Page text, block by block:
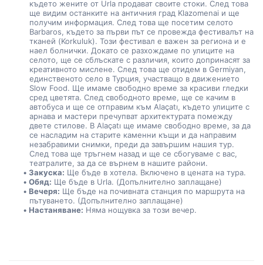
където жените от Urla продават своите стоки. След това
ще видим останките на античния град Klazomenai и ще
получим информация. След това ще посетим селото
Barbaros, където за първи път се провежда фестивалът на
тканей (Korkuluk). Този фестивал е важен за региона и е
наел болнички. Докато се разхождаме по улиците на
селото, ще се сблъскате с различия, които допринасят за
креативното мислене. След това ще отидем в Germiyan,
единственото село в Турция, участващо в движението
Slow Food. Ще имаме свободно време за красиви гледки
сред цветята. След свободното време, ще се качим в
автобуса и ще се отправим към Alaçatı, където улиците с
арнава и мастери пречупват архитектурата помежду
двете стилове. В Alaçatı ще имаме свободно време, за да
се насладим на старите каменни къщи и да направим
незабравими снимки, преди да завършим нашия тур.
След това ще тръгнем назад и ще се сбогуваме с вас,
театралите, за да се върнем в нашите райони.
Закуска: Ще бъде в хотела. Включено в цената на тура.
Обяд: Ще бъде в Urla. (Допълнително заплащане)
Вечеря: Ще бъде на почивната станция по маршрута на
пътуването. (Допълнително заплащане)
Настаняване: Няма нощувка за този вечер.